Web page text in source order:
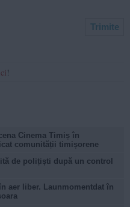
!
Cinema Timiș în
comunității timișorene
de polițiști după un control
aer liber. Launmomentdat în